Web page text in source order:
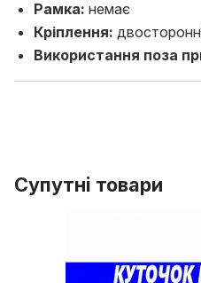
Рамка: немає
Кріплення:
Використання поза
Супутні товари